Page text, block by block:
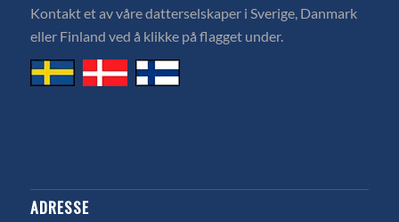
Kontakt et av våre datterselskaper i Sverige, Danmark
eller Finland ved å klikke på flagget under.
ADRESSE